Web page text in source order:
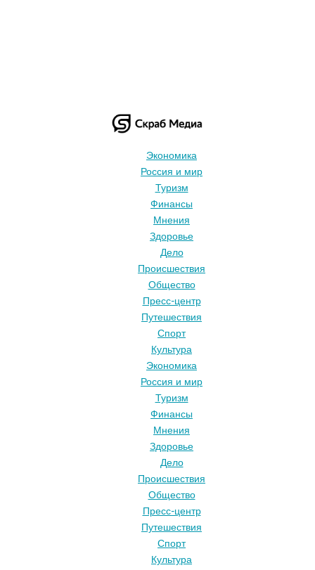
Экономика
Россия и мир
Туризм
Финансы
Мнения
Здоровье
Дело
Происшествия
Общество
Пресс-центр
Путешествия
Спорт
Культура
Экономика
Россия и мир
Туризм
Финансы
Мнения
Здоровье
Дело
Происшествия
Общество
Пресс-центр
Путешествия
Спорт
Культура